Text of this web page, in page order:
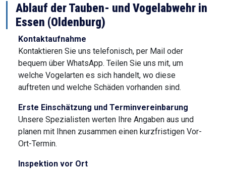
Ablauf der Tauben- und Vogelabwehr in
Essen (Oldenburg)
Kontaktaufnahme
Kontaktieren Sie uns telefonisch, per Mail oder
bequem über WhatsApp. Teilen Sie uns mit, um
welche Vogelarten es sich handelt, wo diese
auftreten und welche Schäden vorhanden sind.
Erste Einschätzung und Terminvereinbarung
Unsere Spezialisten werten Ihre Angaben aus und
planen mit Ihnen zusammen einen kurzfristigen Vor-
Ort-Termin.
Inspektion vor Ort